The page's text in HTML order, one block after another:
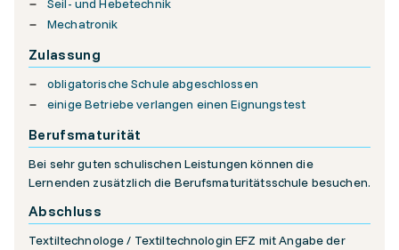
Seil- und Hebetechnik
Mechatronik
Zulassung
obligatorische Schule abgeschlossen
einige Betriebe verlangen einen Eignungstest
Berufsmaturität
Bei sehr guten schulischen Leistungen können die
Lernenden zusätzlich die Berufsmaturitätsschule besuchen.
Abschluss
Textiltechnologe / Textiltechnologin EFZ mit Angabe der